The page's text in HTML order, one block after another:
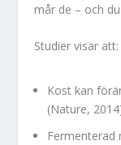
mår de – och
Studier visar att:
Kost kan
(Nature,
Fermenterad